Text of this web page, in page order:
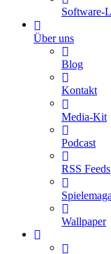
Software-
Über uns
Blog
Kontakt
Media-Kit
Podcast
RSS Feeds
Wallpaper